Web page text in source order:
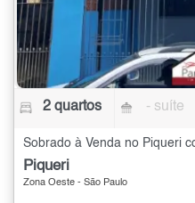
2 quartos - suíte
Sobrado à Venda no Piqueri
Piqueri
Zona Oeste - São Paulo